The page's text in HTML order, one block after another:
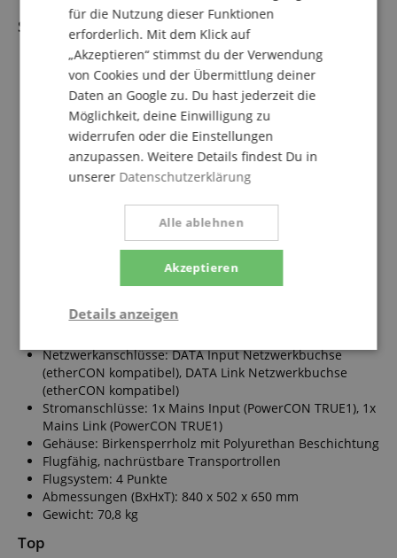
Subwoofer
Aktiver Line Array Subwoofer
Frequenzgang: 34 Hz - 150 Hz (-10dB)
Max SPL: 138 dB
Lautsprecher: 1x 18" Neodymium / 4 Ohm / 4"
Schwingspule
Verstärkerleistung: 2.400 Watt RMS / 4.800 Watt Peak
(Class D)
Kardioides Setup möglich
Controller: DSP 32 bit mit Pegel-, Delay- und EQ-
Anpassung (8x FIR-Filter)
Steuerung via LCD-Display & RS485-Netzwerk
LED Anzeige: Input Signal, Limit
(symmetrisch), Line Out 1x XLR 3-pol female
Netzwerkanschlüsse: DATA Input Netzwerkbuchse
(etherCON kompatibel), DATA Link Netzwerkbuchse
(etherCON kompatibel)
Stromanschlüsse: 1x Mains Input (PowerCON TRUE1), 1x
Mains Link (PowerCON TRUE1)
Gehäuse: Birkensperrholz mit Polyurethan Beschichtung
Flugfähig, nachrüstbare Transportrollen
Flugsystem: 4 Punkte
Abmessungen (BxHxT): 840 x 502 x 650 mm
Gewicht: 70,8 kg
Top
für die Nutzung dieser Funktionen
erforderlich. Mit dem Klick auf
„Akzeptieren“ stimmst du der Verwendung
von Cookies und der Übermittlung deiner
Daten an Google zu. Du hast jederzeit die
Möglichkeit, deine Einwilligung zu
widerrufen oder die Einstellungen
anzupassen. Weitere Details findest Du in
unserer Datenschutzerklärung
Akzeptieren
Alle ablehnen
Details anzeigen
Statistik Marketing Funktional
Statistik
Statistik-Cookies werden verwendet, um zu sehen,
wie Besucher die Website nutzen, z.B. Analyse-